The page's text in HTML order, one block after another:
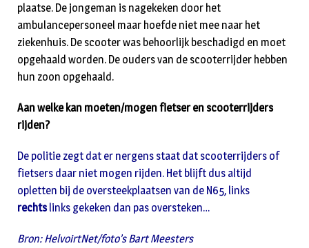
plaatse. De jongeman is nagekeken door het
ambulancepersoneel maar hoefde niet mee naar het
ziekenhuis. De scooter was behoorlijk beschadigd en moet
opgehaald worden. De ouders van de scooterrijder hebben
hun zoon opgehaald.
Aan welke kan moeten/mogen fietser en scooterrijders
rijden?
De politie zegt dat er nergens staat dat scooterrijders of
fietsers daar niet mogen rijden. Het blijft dus altijd
opletten bij de oversteekplaatsen van de N65, links
rechtslinks gekeken dan pas oversteken…
Bron: HelvoirtNet/foto’s Bart Meesters